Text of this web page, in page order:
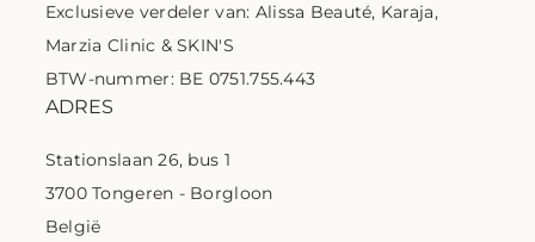
Exclusieve verdeler van: Alissa Beauté, Karaja,
Marzia Clinic & SKIN'S
BTW-nummer: BE 0751.755.443
ADRES
Stationslaan 26, bus 1
3700 Tongeren - Borgloon
België